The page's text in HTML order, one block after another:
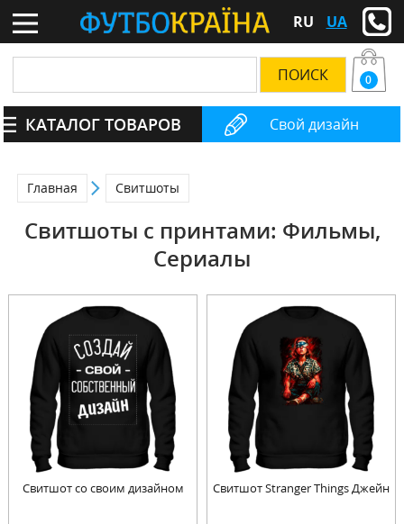
RU UA
Свой дизайн
0
КАТАЛОГ ТОВАРОВ
Главная Свитшоты
Свитшоты с принтами: Фильмы,
Сериалы
Свитшот со своим дизайном Свитшот Stranger Things Джейн